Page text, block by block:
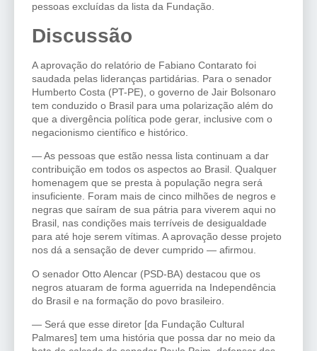
pessoas excluídas da lista da Fundação.
Discussão
A aprovação do relatório de Fabiano Contarato foi
saudada pelas lideranças partidárias. Para o senador
Humberto Costa (PT-PE), o governo de Jair Bolsonaro
tem conduzido o Brasil para uma polarização além do
que a divergência política pode gerar, inclusive com o
negacionismo científico e histórico.
— As pessoas que estão nessa lista continuam a dar
contribuição em todos os aspectos ao Brasil. Qualquer
homenagem que se presta à população negra será
insuficiente. Foram mais de cinco milhões de negros e
negras que saíram de sua pátria para viverem aqui no
Brasil, nas condições mais terríveis de desigualdade
para até hoje serem vítimas. A aprovação desse projeto
nos dá a sensação de dever cumprido — afirmou.
O senador Otto Alencar (PSD-BA) destacou que os
negros atuaram de forma aguerrida na Independência
do Brasil e na formação do povo brasileiro.
— Será que esse diretor [da Fundação Cultural
Palmares] tem uma história que possa dar no meio da